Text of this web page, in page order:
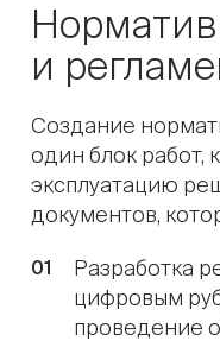
и
Создание
один блок работ,
эксплуатацию
документов,
Разработка
цифровым
проведение